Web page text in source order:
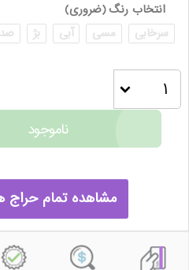
انتخاب رنگ(ضروری)
سرخابی
مسی آبی بژ
ناموجود
مشاهده تمام حراج